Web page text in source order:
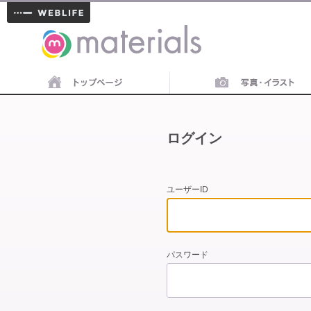
materials
ログイン
ユーザーID
パスワード